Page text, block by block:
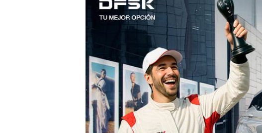
Pulse Enter para buscar o ESC para cerrar